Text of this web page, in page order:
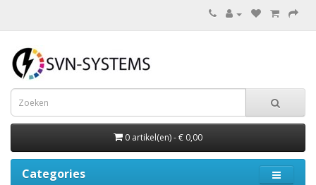
0 artikel(en) - € 0,00
Categories